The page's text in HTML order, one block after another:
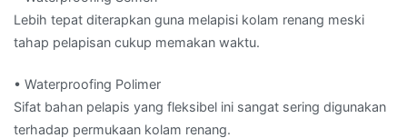
Lebih tepat diterapkan guna melapisi kolam renang meski
tahap pelapisan cukup memakan waktu.
• Waterproofing Polimer
Sifat bahan pelapis yang fleksibel ini sangat sering digunakan
terhadap permukaan kolam renang.